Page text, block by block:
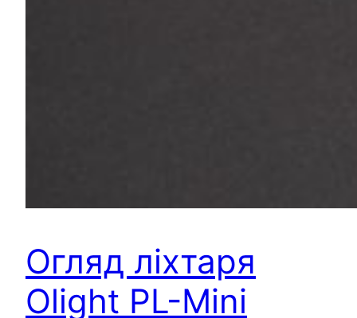
Огляд ліхтаря
Olight PL-Mini